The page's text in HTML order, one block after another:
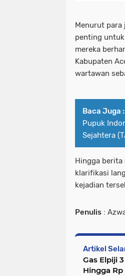
Menurut
penting untuk
mereka
Kabupaten
wartawan
Baca Juga :
Pupuk
Sejahtera
Hingga
klarifikasi
kejadian
Penulis :
Artikel
Gas Elpiji
Hingga